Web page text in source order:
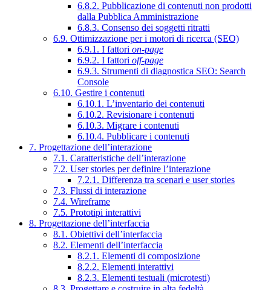
6.8.2. Pubblicazione di contenuti non prodotti
dalla Pubblica Amministrazione
6.8.3. Consenso dei soggetti ritratti
6.9. Ottimizzazione per i motori di ricerca (SEO)
6.9.1. I fattori on-page
6.9.2. I fattori off-page
6.9.3. Strumenti di diagnostica SEO: Search
Console
6.10. Gestire i contenuti
6.10.1. L’inventario dei contenuti
6.10.2. Revisionare i contenuti
6.10.3. Migrare i contenuti
6.10.4. Pubblicare i contenuti
7. Progettazione dell’interazione
7.1. Caratteristiche dell’interazione
7.2. User stories per definire l’interazione
7.2.1. Differenza tra scenari e user stories
7.3. Flussi di interazione
7.4. Wireframe
7.5. Prototipi interattivi
8. Progettazione dell’interfaccia
8.1. Obiettivi dell’interfaccia
8.2. Elementi dell’interfaccia
8.2.1. Elementi di composizione
8.2.2. Elementi interattivi
8.2.3. Elementi testuali (microtesti)